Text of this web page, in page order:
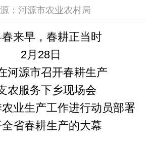
：河源市农业农村局
来早，春耕正当时
2月28日
河源市召开春耕生产
农服务下乡现场会
业生产工作进行动员部署
省春耕生产的大幕